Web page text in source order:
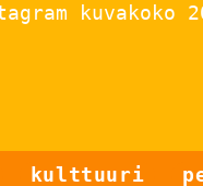
kuvakoko
kulttuuri